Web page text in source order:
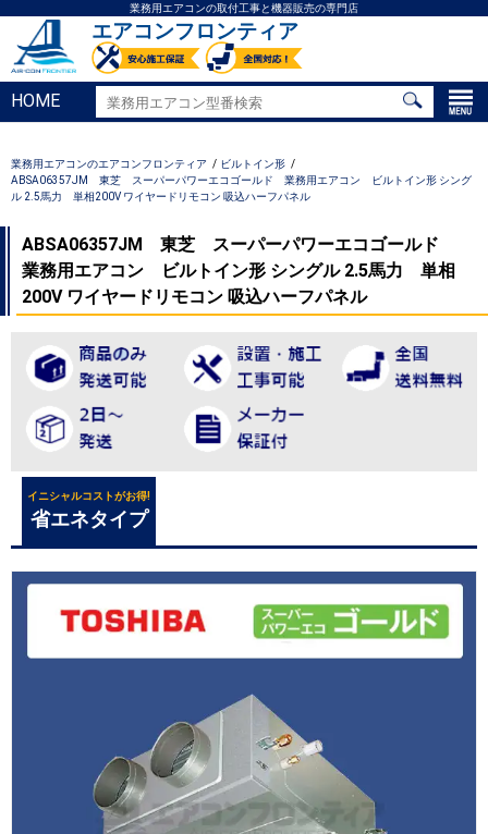
業務用エアコンの取付工事と機器販売の専門店
エアコンフロンティア
HOME
業務用エアコンのエアコンフロンティア
ビルトイン形
ABSA06357JM 東芝 スーパーパワーエコゴールド 業務用エアコン ビルトイン形 シング
ル 2.5馬力 単相200V ワイヤードリモコン 吸込ハーフパネル
ABSA06357JM 東芝 スーパーパワーエコゴールド
業務用エアコン ビルトイン形 シングル 2.5馬力 単相
200V ワイヤードリモコン 吸込ハーフパネル
イニシャルコストがお得!
省エネタイプ